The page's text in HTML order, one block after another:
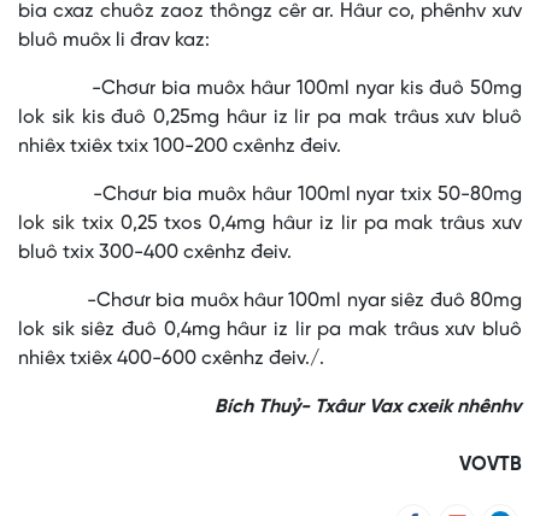
bia cxaz chuôz zaoz thôngz cêr ar. Hâur co, phênhv xưv
bluô muôx li đrav kaz:
-Chơưr bia muôx hâur 100ml nyar kis đuô 50mg
lok sik kis đuô 0,25mg hâur iz lir pa mak trâus xưv bluô
nhiêx txiêx txix 100-200 cxênhz đeiv.
-Chơưr bia muôx hâur 100ml nyar txix 50-80mg
lok sik txix 0,25 txos 0,4mg hâur iz lir pa mak trâus xưv
bluô txix 300-400 cxênhz đeiv.
-Chơưr bia muôx hâur 100ml nyar siêz đuô 80mg
lok sik siêz đuô 0,4mg hâur iz lir pa mak trâus xưv bluô
nhiêx txiêx 400-600 cxênhz đeiv./.
Bích Thuỷ- Txâur Vax cxeik nhênhv
VOVTB